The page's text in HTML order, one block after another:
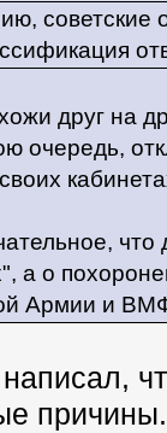
советские
друг на
очередь,
что
а о
Армии и